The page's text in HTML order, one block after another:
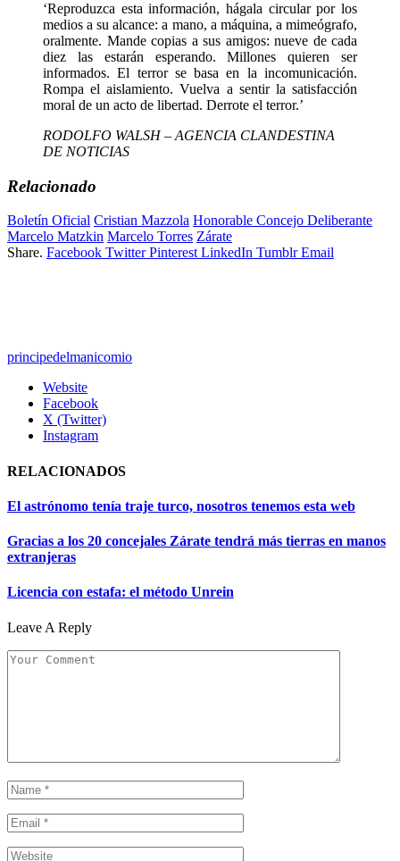
‘Reproduzca esta información, hágala circular por los
medios a su alcance: a mano, a máquina, a mimeógrafo,
oralmente. Mande copias a sus amigos: nueve de cada
diez las estarán esperando. Millones quieren ser
informados. El terror se basa en la incomunicación.
Rompa el aislamiento. Vuelva a sentir la satisfacción
moral de un acto de libertad. Derrote el terror.’
RODOLFO WALSH – AGENCIA CLANDESTINA
DE NOTICIAS
Relacionado
Boletín Oficial Cristian Mazzola Honorable Concejo Deliberante
Marcelo Matzkin Marcelo Torres Zárate
Share. Facebook Twitter Pinterest LinkedIn Tumblr Email
principedelmanicomio
Website
Facebook
X (Twitter)
Instagram
RELACIONADOS
El astrónomo tenía traje turco, nosotros tenemos esta web
Gracias a los 20 concejales Zárate tendrá más tierras en manos
extranjeras
Licencia con estafa: el método Unrein
Leave A Reply